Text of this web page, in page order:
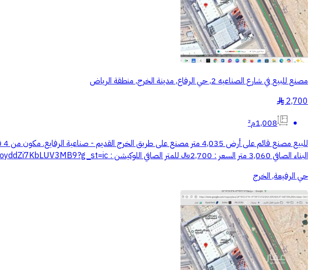
مصنع للبيع في شارع الصناعيه 2, حي الرفاع, مدينة الخرج, منطقة الرياض
2,700
§
1,008م²
البناء الصافي 3,060 متر السعر : 2,700﷼ للمتر الصافي اللوكيشن : https://maps.app.goo.gl/boyddZi7KbLUV3MB9?g_st=ic للتواصل : أبوعبد المحسن : ((الرقم يظهر عند الضغط على اتصال))
حي الرفيعة, الخرج